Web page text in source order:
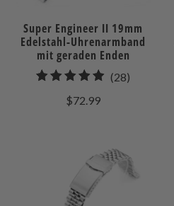
Super Engineer II 19mm
Edelstahl-Uhrenarmband
mit geraden Enden
(28)
$72.99